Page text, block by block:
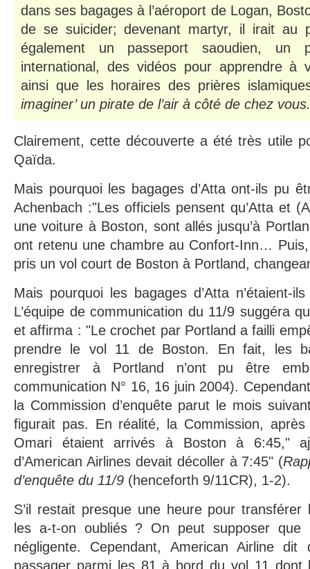
dans ses bagages à l’aéroport de Logan,
de se suicider; devenant martyr, il irait au
également un passeport saoudien, un
international, des vidéos pour apprendre à
ainsi que les horaires des prières
imaginer’ un pirate de l’air à côté de chez vous.
Clairement, cette découverte a été très utile
Qaïda.
Mais pourquoi les bagages d’Atta ont-ils pu
Achenbach :"Les officiels pensent qu’Atta et
une voiture à Boston, sont allés jusqu’à
ont retenu une chambre au Confort-Inn…
pris un vol court de Boston à Portland,
Mais pourquoi les bagages d’Atta n’étaient-
L’équipe de communication du 11/9 suggéra
et affirma : "Le crochet par Portland a failli
prendre le vol 11 de Boston. En fait, les
enregistrer à Portland n’ont pu être
communication N° 16, 16 juin 2004).
la Commission d’enquête parut le mois
figurait pas. En réalité, la Commission,
Omari étaient arrivés à Boston à 6:45,"
d’American Airlines devait décoller à 7:45" (
d’enquête du 11/9 (henceforth 9/11CR), 1-2).
S’il restait presque une heure pour transférer
les a-t-on oubliés ? On peut supposer que
négligente. Cependant, American Airline
passager parmi les 81 à bord du vol 11 dont